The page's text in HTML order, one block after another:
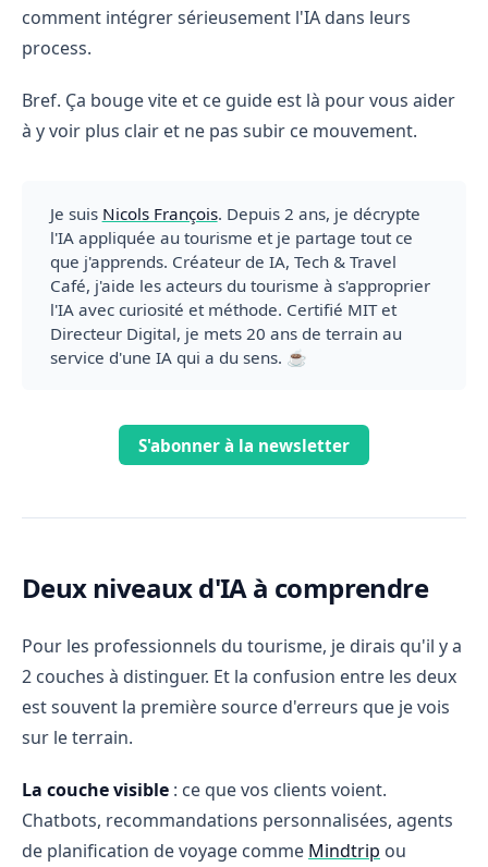
comment intégrer sérieusement l'IA dans leurs
process.
Bref. Ça bouge vite et ce guide est là pour vous aider
à y voir plus clair et ne pas subir ce mouvement.
Je suis Nicols François. Depuis 2 ans, je décrypte
l'IA appliquée au tourisme et je partage tout ce
que j'apprends. Créateur de IA, Tech & Travel
Café, j'aide les acteurs du tourisme à s'approprier
l'IA avec curiosité et méthode. Certifié MIT et
Directeur Digital, je mets 20 ans de terrain au
service d'une IA qui a du sens. ☕️
S'abonner à la newsletter
Deux niveaux d'IA à comprendre
Pour les professionnels du tourisme, je dirais qu'il y a
2 couches à distinguer. Et la confusion entre les deux
est souvent la première source d'erreurs que je vois
sur le terrain.
La couchevisible : ce que vos clients voient.
Chatbots, recommandations personnalisées, agents
de planification de voyage comme Mindtrip ou